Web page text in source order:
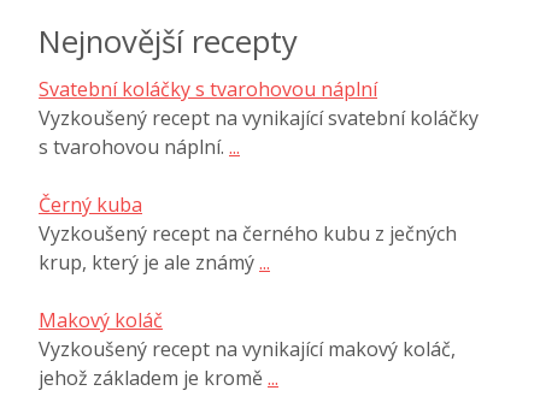
Nejnovější recepty
Svatební koláčky s tvarohovou náplní
Vyzkoušený recept na vynikající svatební koláčky
s tvarohovou náplní. ...
Černý kuba
Vyzkoušený recept na černého kubu z ječných
krup, který je ale známý...
Makový koláč
Vyzkoušený recept na vynikající makový koláč,
jehož základem je kromě...